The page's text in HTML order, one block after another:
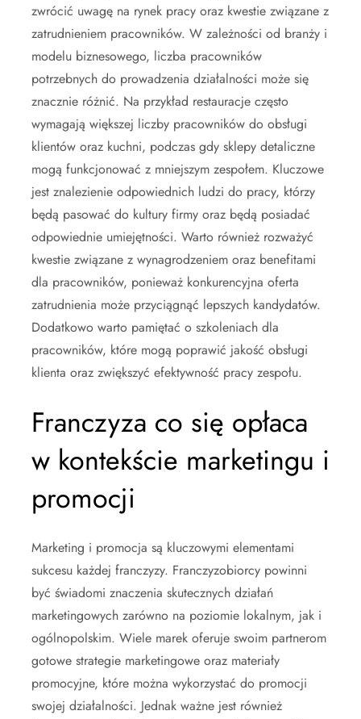
zwrócić uwagę na rynek pracy oraz kwestie związane z
zatrudnieniem pracowników. W zależności od branży i
modelu biznesowego, liczba pracowników
potrzebnych do prowadzenia działalności może się
znacznie różnić. Na przykład restauracje często
wymagają większej liczby pracowników do obsługi
klientów oraz kuchni, podczas gdy sklepy detaliczne
mogą funkcjonować z mniejszym zespołem. Kluczowe
jest znalezienie odpowiednich ludzi do pracy, którzy
będą pasować do kultury firmy oraz będą posiadać
odpowiednie umiejętności. Warto również rozważyć
kwestie związane z wynagrodzeniem oraz benefitami
dla pracowników, ponieważ konkurencyjna oferta
zatrudnienia może przyciągnąć lepszych kandydatów.
Dodatkowo warto pamiętać o szkoleniach dla
pracowników, które mogą poprawić jakość obsługi
klienta oraz zwiększyć efektywność pracy zespołu.
Franczyza co się opłaca
w kontekście marketingu i
promocji
Marketing i promocja są kluczowymi elementami
sukcesu każdej franczyzy. Franczyzobiorcy powinni
być świadomi znaczenia skutecznych działań
marketingowych zarówno na poziomie lokalnym, jak i
ogólnopolskim. Wiele marek oferuje swoim partnerom
gotowe strategie marketingowe oraz materiały
promocyjne, które można wykorzystać do promocji
swojej działalności. Jednak ważne jest również